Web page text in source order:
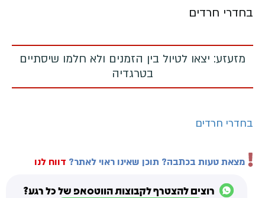
בחדרי חרדים
מזעזע: יצאו לטיול בין הזמנים ולא חלמו שיסתיים
בטרגדיה
בחדרי חרדים
מצאת טעות בכתבה? תוכן שאינו ראוי לאתר? דווח לנו
רוצים להצטרף לקבוצות הווטסאפ של כל רגע?